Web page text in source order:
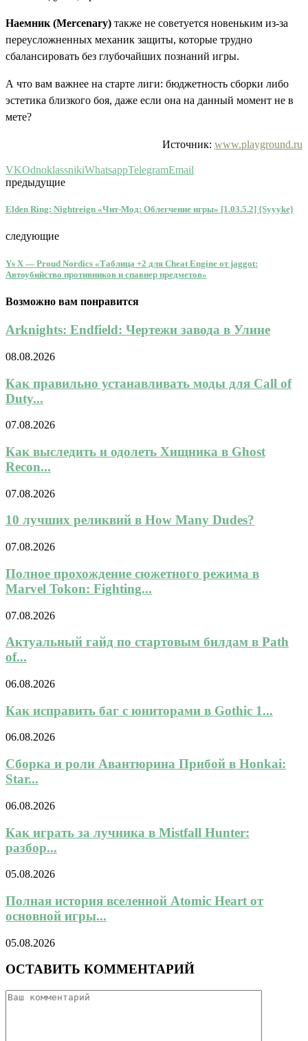
Наемник (Mercenary) также не советуется новеньким из-за
переусложненных механик защиты, которые трудно
сбалансировать без глубочайших познаний игры.
А что вам важнее на старте лиги: бюджетность сборки либо
эстетика близкого боя, даже если она на данный момент не в
мете?
Источник: www.playground.ru
VKOdnoklassnikiWhatsappTelegramEmail
предыдущие
Elden Ring: Nightreign «Чит-Мод: Облегчение игры» [1.03.5.2] {Syyyke}
следующие
Ys X — Proud Nordics «Таблица +2 для Cheat Engine от jaggot:
Автоубийство противников и спавнер предметов»
Возможно вам понравится
Arknights: Endfield: Чертежи завода в Улине
08.08.2026
Как правильно устанавливать моды для Call of
Duty...
07.08.2026
Как выследить и одолеть Хищника в Ghost
Recon...
07.08.2026
10 лучших реликвий в How Many Dudes?
07.08.2026
Полное прохождение сюжетного режима в
Marvel Tokon: Fighting...
07.08.2026
Актуальный гайд по стартовым билдам в Path
of...
06.08.2026
Как исправить баг с юниторами в Gothic 1...
06.08.2026
Сборка и роли Авантюрина Прибой в Honkai:
Star...
06.08.2026
Как играть за лучника в Mistfall Hunter:
разбор...
05.08.2026
Полная история вселенной Atomic Heart от
основной игры...
05.08.2026
ОСТАВИТЬ КОММЕНТАРИЙ